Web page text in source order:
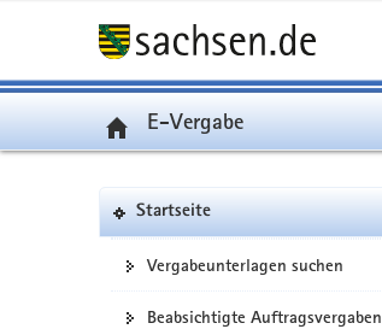
E-Vergabe
Startseite
Vergabeunterlagen suchen
Beabsichtigte Auftragsvergaben